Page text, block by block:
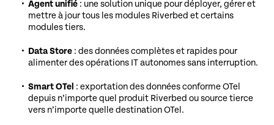
Agent unifié : une solution unique pour déployer, gérer et
mettre à jour tous les modules Riverbed et certains
modules tiers.
Data Store : des données complètes et rapides pour
alimenter des opérations IT autonomes sans interruption.
Smart OTel : exportation des données conforme OTel
depuis n’importe quel produit Riverbed ou source tierce
vers n’importe quelle destination OTel.